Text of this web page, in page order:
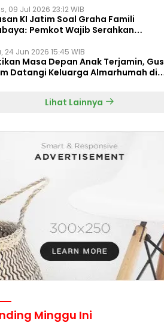
09 Jul 2026 23:12 WIB
KI Jatim Soal Graha Famili
Pemkot Wajib Serahkan
24 Jun 2026 15:45 WIB
Masa Depan Anak Terjamin, Gus
Datangi Keluarga Almarhumah di
Lihat Lainnya
Minggu Ini